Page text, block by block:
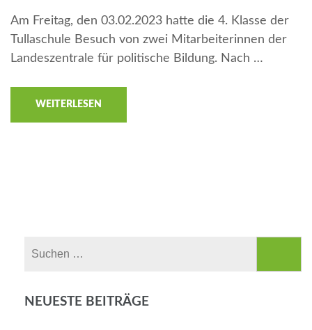
Am Freitag, den 03.02.2023 hatte die 4. Klasse der
Tullaschule Besuch von zwei Mitarbeiterinnen der
Landeszentrale für politische Bildung. Nach …
WEITERLESEN
NEUESTE BEITRÄGE